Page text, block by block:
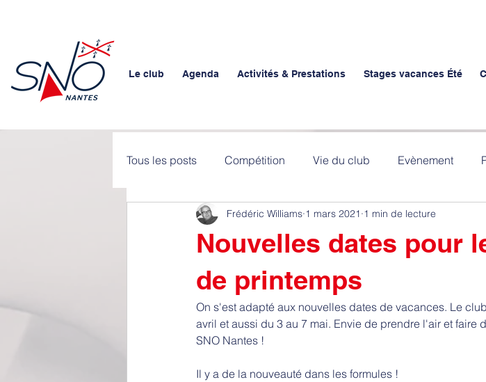
Le club Agenda Activités & Prestations Stages vacances Été
Tous les posts Compétition Vie du club Evènement
Nouvelles dates pour
de printemps
Frédéric Williams 1 mars 2021 1 min de lecture
On s'est adapté aux nouvelles dates de vacances. Le
avril et aussi du 3 au 7 mai. Envie de prendre l'air et faire
SNO Nantes !
Il y a de la nouveauté dans les formules !